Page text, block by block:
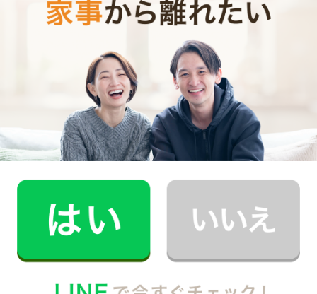
料金（税込・交通費込）
他社との比較
業界大手B社
中堅CH社
--